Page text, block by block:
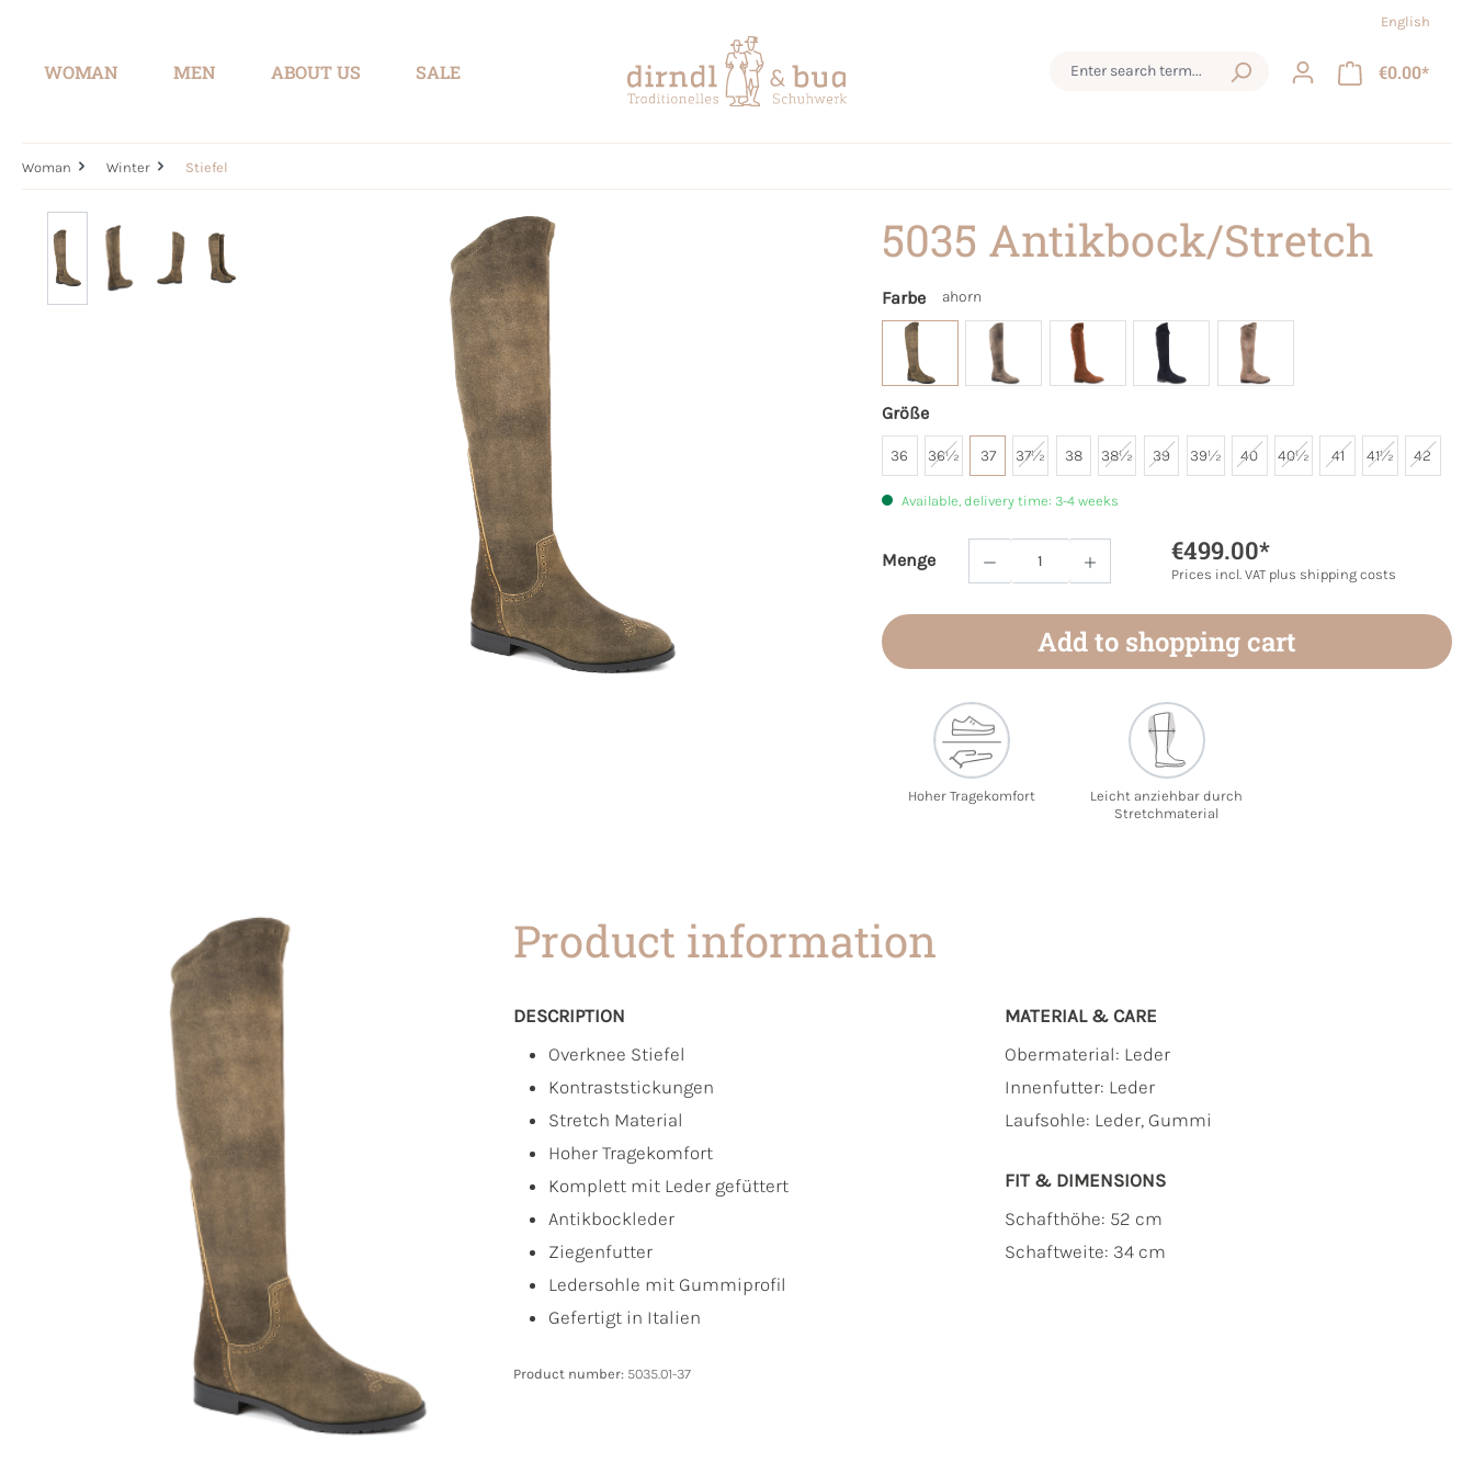
English
WOMAN MEN ABOUT US SALE €0.00*
Woman Winter Stiefel
Skip image gallery 5035 Antikbock/Stretch
Farbe ahorn
Größe
36 36½ 37 37½ 38 38½ 39 39½ 40 40½ 41 41½ 42
Available, delivery time: 3-4 weeks
Menge
Product Quantity: Enter the desired amount or
€499.00*
Prices incl. VAT plus shipping costs
Add to shopping cart
Hoher Tragekomfort
Leicht anziehbar durch
Stretchmaterial
Product information
DESCRIPTION
Overknee Stiefel
Kontraststickungen
Stretch Material
Hoher Tragekomfort
Komplett mit Leder gefüttert
Antikbockleder
Ziegenfutter
Ledersohle mit Gummiprofil
Gefertigt in Italien
MATERIAL & CARE
Obermaterial: Leder
Innenfutter: Leder
Laufsohle: Leder, Gummi
FIT & DIMENSIONS
Schafthöhe: 52 cm
Schaftweite: 34 cm
Product number: 5035.01-37